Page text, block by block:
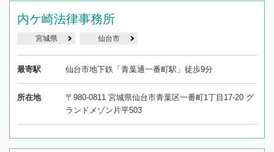
内ケ崎法律事務所
宮城県 仙台市
最寄駅 仙台市地下鉄「青葉通一番町駅」徒歩9分
所在地
〒980-0811 宮城県仙台市青葉区一番町1丁目17-20 グ
ランドメゾン片平503